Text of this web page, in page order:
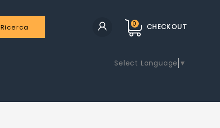
CHECKOUT
0
Ricerca
Select Language ▼